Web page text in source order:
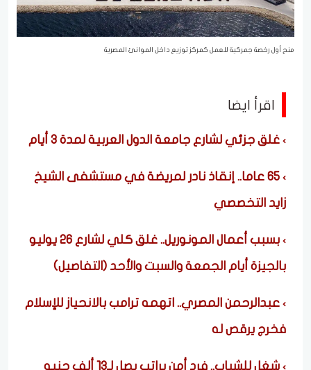
منح أول رخصة جمركية للعمل كمركز توزيع داخل الموانئ المصرية
اقرأ ايضا
غلق جزئي لشارع جامعة الدول العربية لمدة ٣ أيام
٦٥ عاما.. إنقاذ نادر لمريضة في مستشفى الشيخ
زايد التخصصي
بسبب أعمال المونوريل.. غلق كلي لشارع 26 يوليو
بالجيزة أيام الجمعة والسبت والأحد (التفاصيل)
عبدالرحمن المصري.. اتهمه ترامب بالانحياز للإسلام
فخرج يرقص له
شغل للشباب.. فرد أمن براتب يصل لـ13 ألف جنيه